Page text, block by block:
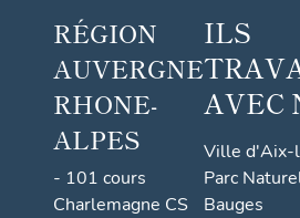
RÉGION
AUVERGNE
RHONE-
ALPES
- 101 cours
Charlemagne CS
ILS
AVEC
Ville d'Aix-
Parc
Bauges